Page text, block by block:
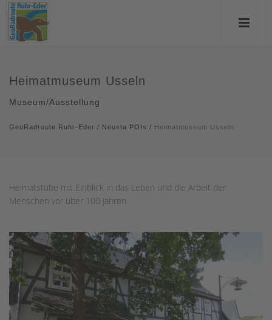
Heimatmuseum Usseln
Museum/Ausstellung
GeoRadroute Ruhr-Eder / Neusta POIs / Heimatmuseum Usseln
Heimatstube mit Einblick in das Leben und die Arbeit der
Menschen vor über 100 Jahren